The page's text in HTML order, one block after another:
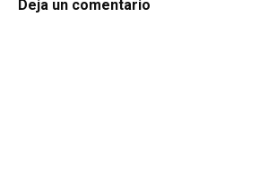
Deja un comentario